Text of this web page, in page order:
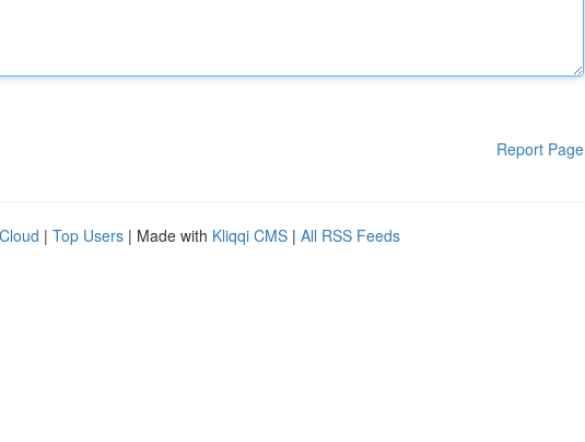
Report Page
| Top Users | Made with Kliqqi CMS | All RSS Feeds